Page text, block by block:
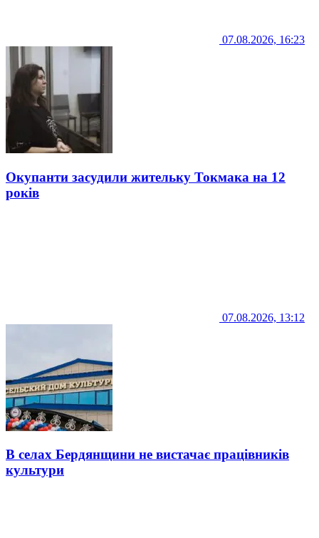
07.08.2026, 16:23
Окупанти засудили жительку Токмака на 12
років
07.08.2026, 13:12
В селах Бердянщини не вистачає працівників
культури